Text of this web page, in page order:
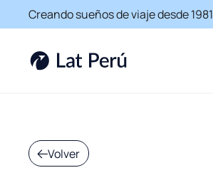
Creando sueños de viaje desde 1981
Volver